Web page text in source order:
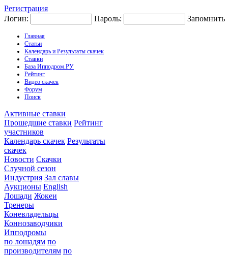
Регистрация
Логин:
Пароль: Запомнить
Главная
Статьи
Календарь и Результаты скачек
Ставки
База Ипподром.РУ
Рейтинг
Видео скачек
Форум
Поиск
Активные ставки
Прошедшие ставки Рейтинг
участников
Календарь скачек Результаты
скачек
Новости Скачки
Случной сезон
Индустрия Зал славы
Аукционы English
Лошади Жокеи
Тренеры
Коневладельцы
Коннозаводчики
Ипподромы
по лошадям по
производителям по